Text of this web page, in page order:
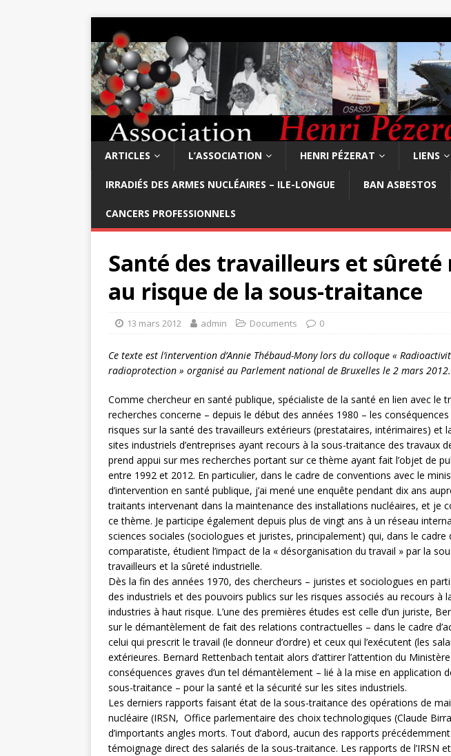
ARTICLES L’ASSOCIATION HENRI PÉZERAT LIENS
IRRADIÉS DES ARMES NUCLÉAIRES – ILE-LONGUE BAN ASBESTOS
CANCERS PROFESSIONNELS
Santé des travailleurs et sûreté
au risque de la sous-traitance
13 mars 2012 admin Documents 0
Ce texte est l’intervention d’Annie Thébaud-Mony lors du colloque «
radioprotection » organisé au Parlement national de Bruxelles le 2 mars 2012.
Comme chercheur en santé publique, spécialiste de la santé en lien avec le
recherches concerne – depuis le début des années 1980 – les
risques sur la santé des travailleurs extérieurs (prestataires, intérimaires) et
sites industriels d’entreprises ayant recours à la sous-traitance des travaux
prend appui sur mes recherches portant sur ce thème ayant fait l’objet de
entre 1992 et 2012. En particulier, dans le cadre de conventions avec le
d’intervention en santé publique, j’ai mené une enquête pendant dix ans
traitants intervenant dans la maintenance des installations nucléaires, et je
ce thème. Je participe également depuis plus de vingt ans à un réseau
sciences sociales (sociologues et juristes, principalement) qui, dans le cadre
comparatiste, étudient l’impact de la « désorganisation du travail » par la
travailleurs et la sûreté industrielle.
Dès la fin des années 1970, des chercheurs – juristes et sociologues en
des industriels et des pouvoirs publics sur les risques associés au recours à
industries à haut risque. L’une des premières études est celle d’un juriste,
sur le démantèlement de fait des relations contractuelles – dans le cadre
celui qui prescrit le travail (le donneur d’ordre) et ceux qui l’exécutent (les
extérieures. Bernard Rettenbach tentait alors d’attirer l’attention du
conséquences graves d’un tel démantèlement – lié à la mise en application
sous-traitance – pour la santé et la sécurité sur les sites industriels.
Les derniers rapports faisant état de la sous-traitance des opérations de
nucléaire (IRSN, Office parlementaire des choix technologiques (Claude
d’importants angles morts. Tout d’abord, aucun des rapports précédemment
témoignage direct des salariés de la sous-traitance. Les rapports de l’IRSN